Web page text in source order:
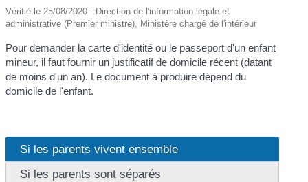
Vérifié le 25/08/2020 - Direction de l'information légale et
administrative (Premier ministre), Ministère chargé de l'intérieur
Pour demander la carte d'identité ou le passeport d'un enfant
mineur, il faut fournir un justificatif de domicile récent (datant
de moins d'un an). Le document à produire dépend du
domicile de l'enfant.
Si les parents vivent ensemble
Si les parents sont séparés